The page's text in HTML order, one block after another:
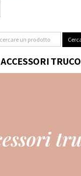
ACCESSORI TRUCO